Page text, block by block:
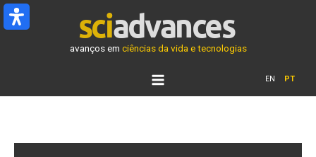
Ir
para
avanços em ciências da vida e tecnologias
EN PT